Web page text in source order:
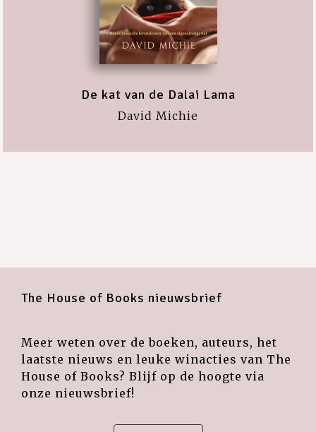
De kat van de Dalai Lama
David Michie
The House of Books nieuwsbrief
Meer weten over de boeken, auteurs, het
laatste nieuws en leuke winacties van The
House of Books? Blijf op de hoogte via
onze nieuwsbrief!